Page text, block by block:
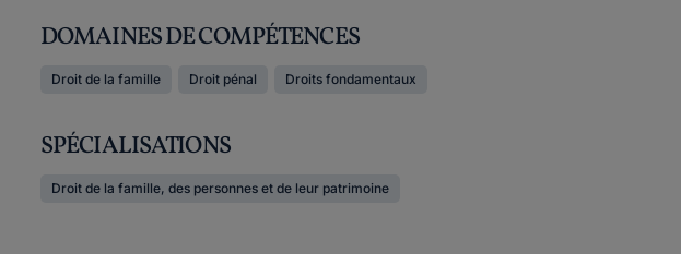
DOMAINES DE COMPÉTENCES
Droit de la famille Droit pénal Droits fondamentaux
SPÉCIALISATIONS
Droit de la famille, des personnes et de leur patrimoine